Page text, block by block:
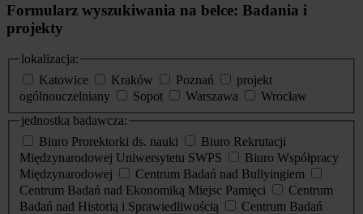
Formularz wyszukiwania na belce: Badania i
projekty
lokalizacja:
Katowice
Kraków Poznań
projekt
ogólnouczelniany
Sopot Warszawa
Wrocław
jednostka badawcza:
Biuro Prorektorki ds. nauki
Biuro Rekrutacji
Międzynarodowej Uniwersytetu SWPS
Biuro Współpracy
Międzynarodowej
Centrum Badań nad Bullyingiem
Centrum Badań nad Ekonomiką Miejsc Pamięci
Centrum
Badań nad Historią i Sprawiedliwością
Centrum Badań